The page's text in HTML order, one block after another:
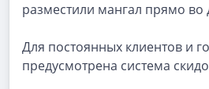
разместили мангал прямо во
Для постоянных клиентов и
предусмотрена система